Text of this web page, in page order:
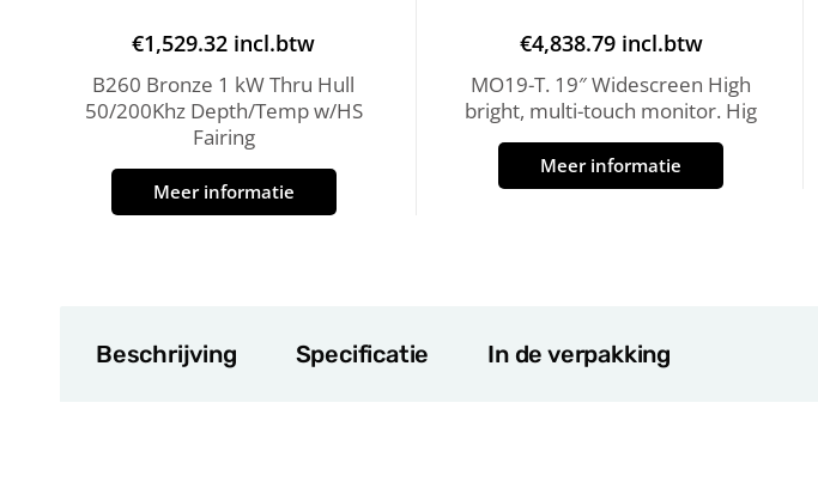
€1,529.32 incl.btw
B260 Bronze 1 kW Thru Hull
50/200Khz Depth/Temp w/HS
Fairing
Meer informatie
€4,838.79 incl.btw
MO19-T. 19″ Widescreen High
bright, multi-touch monitor. Hig
Meer informatie
Beschrijving Specificatie In de verpakking